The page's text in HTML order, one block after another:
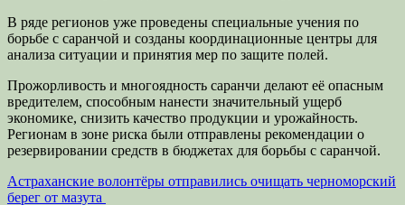
В ряде регионов уже проведены специальные учения по
борьбе с саранчой и созданы координационные центры для
анализа ситуации и принятия мер по защите полей.
Прожорливость и многоядность саранчи делают её опасным
вредителем, способным нанести значительный ущерб
экономике, снизить качество продукции и урожайность.
Регионам в зоне риска были отправлены рекомендации о
резервировании средств в бюджетах для борьбы с саранчой.
Навигация
Астраханские волонтёры отправились очищать черноморский
берег от мазута